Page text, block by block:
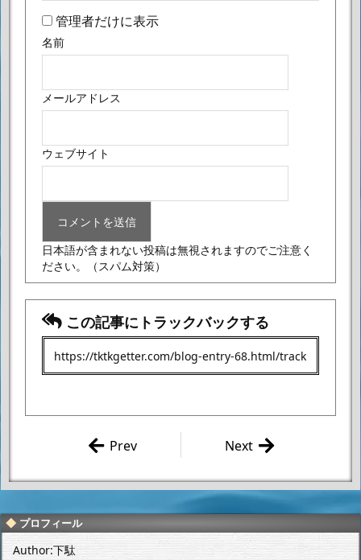
管理者だけに表示
名前
メールアドレス
ウェブサイト
日本語が含まれない投稿は無視されますのでご注意く
ださい。
（スパム対策）
この記事にトラックバックする
ドガンダム
Next
DS制作記
Prev
プロフィール
Author:下駄